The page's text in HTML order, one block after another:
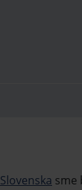
sme